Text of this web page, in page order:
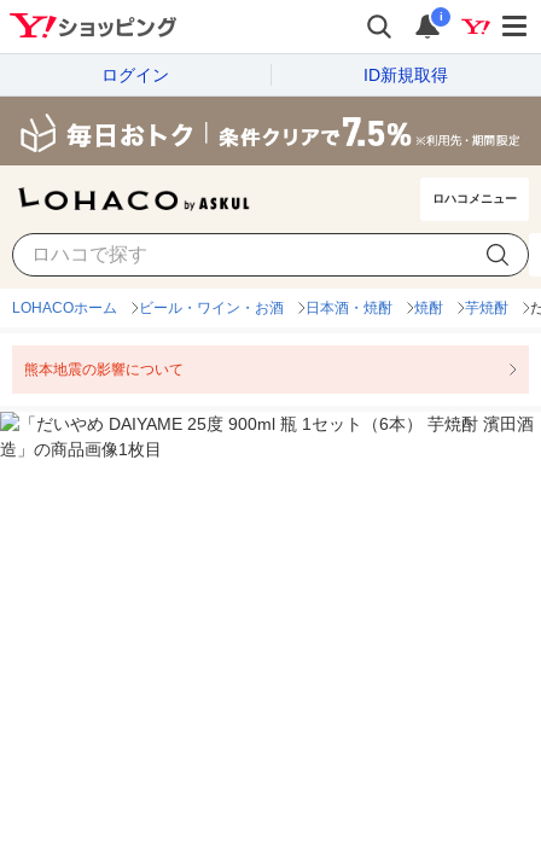
i
ログイン ID新規取得
ロハコメニュー
LOHACOホーム ビール・ワイン・お酒 日本酒・焼酎 焼酎 芋焼酎
熊本地震の影響について